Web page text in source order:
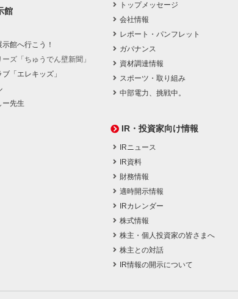
館
館へ行こう！
ズ「ちゅうでん壁新聞」
「エレキッズ」
ー先生
トップメッセージ
会社情報
レポート・パンフレット
ガバナンス
資材調達情報
スポーツ・取り組み
中部電力、挑戦中。
IR・投資家向け情報
IRニュース
IR資料
財務情報
適時開示情報
IRカレンダー
株式情報
株主・個人投資家の皆さまへ
株主との対話
IR情報の開示について